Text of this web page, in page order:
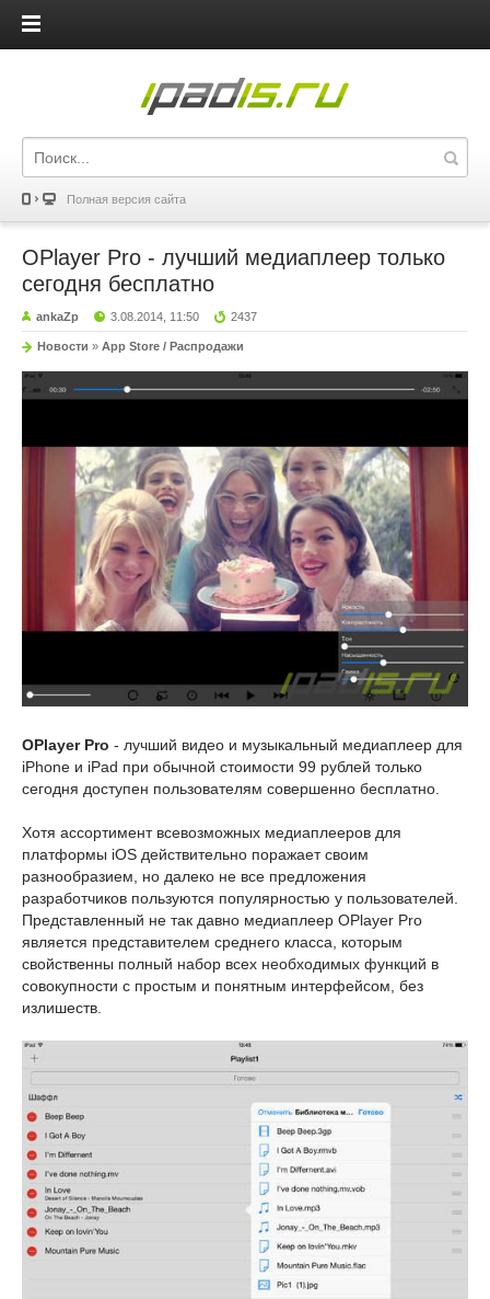
iPadis.ru
Полная версия сайта
OPlayer Pro - лучший медиаплеер только
сегодня бесплатно
ankaZp 3.08.2014, 11:50 2437
Новости » App Store / Распродажи
OPlayer Pro - лучший видео и музыкальный медиаплеер для
iPhone и iPad при обычной стоимости 99 рублей только
сегодня доступен пользователям совершенно бесплатно.
Хотя ассортимент всевозможных медиаплееров для
платформы iOS действительно поражает своим
разнообразием, но далеко не все предложения
разработчиков пользуются популярностью у пользователей.
Представленный не так давно медиаплеер OPlayer Pro
является представителем среднего класса, которым
свойственны полный набор всех необходимых функций в
совокупности с простым и понятным интерфейсом, без
излишеств.